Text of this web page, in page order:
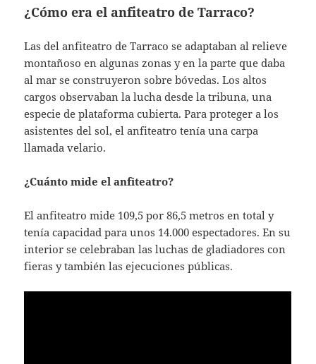
¿Cómo era el anfiteatro de Tarraco?
Las del anfiteatro de Tarraco se adaptaban al relieve
montañoso en algunas zonas y en la parte que daba
al mar se construyeron sobre bóvedas. Los altos
cargos observaban la lucha desde la tribuna, una
especie de plataforma cubierta. Para proteger a los
asistentes del sol, el anfiteatro tenía una carpa
llamada velario.
¿Cuánto mide el anfiteatro?
El anfiteatro mide 109,5 por 86,5 metros en total y
tenía capacidad para unos 14.000 espectadores. En su
interior se celebraban las luchas de gladiadores con
fieras y también las ejecuciones públicas.